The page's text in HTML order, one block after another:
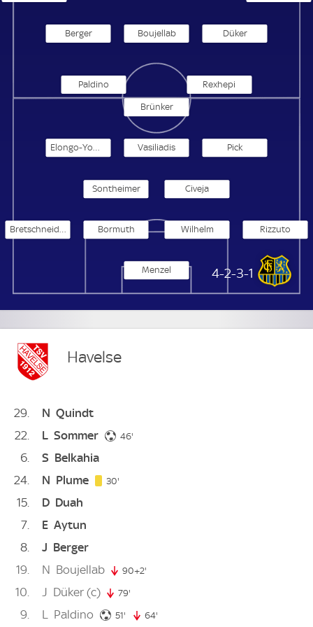
Berger Boujellab Düker
Paldino Rexhepi
1. FC Saarbrücken
4-2-3-1
Menzel
Rizzuto
Wilhelm
Bormuth
Bretschneider
Civeja
Sontheimer
Pick
Vasiliadis
Elongo-Yombo
Brünker
Havelse
29 N Quindt
22
L Sommer 46'
6 S Belkahia
24
N Plume 30'
15 D Duah
7
E Aytun
8
J Berger
19
N Boujellab 90+2'
10 J Düker (c) 79'
9 L Paldino 51' 51. minute
64'